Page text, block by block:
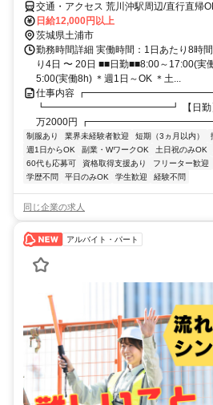
交通・アクセス 荒川沖駅周辺/直行直帰
日給12,000円以上
茨城県土浦市
勤務時間詳細 実働時間：1日あたり8時
り4日 〜 20日 ■■日勤■■8:00～17:00(実
5:00(実働8h) ＊週1日～OK ＊土...
仕事内容 ┏━━━━━━━━━━━━━┓
┗━━━━━━━━━━━━━┛ 【日勤】日
万2000円 ┏━━━━━━━━━━━━━┓
制服あり 業界未経験者歓迎 短期（3ヵ月以内）
週1日からOK
副業・WワークOK 土日祝のみOK
60代も応募可
資格取得支援あり フリーター歓迎
学歴不問
平日のみOK 学生歓迎 経験不問
同じ企業の求人
アルバイト・パート